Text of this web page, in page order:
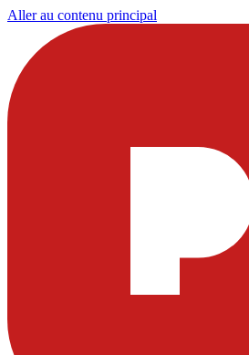
Aller au contenu principal